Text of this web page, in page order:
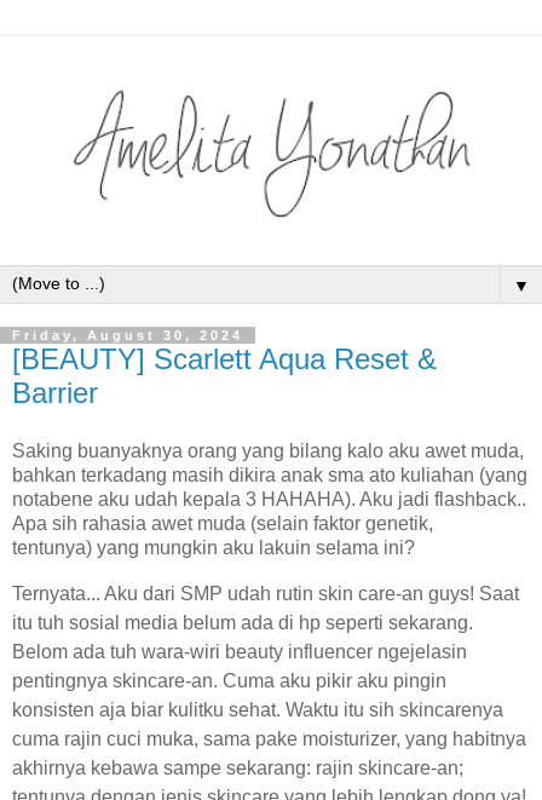
▼
Friday, August 30, 2024
[BEAUTY] Scarlett Aqua Reset &
Barrier
Saking buanyaknya orang yang bilang kalo aku awet muda,
bahkan terkadang masih dikira anak sma ato kuliahan (yang
notabene aku udah kepala 3 HAHAHA). Aku jadi flashback..
Apa sih rahasia awet muda (selain faktor genetik,
tentunya) yang mungkin aku lakuin selama ini?
Ternyata... Aku dari SMP udah rutin skin care-an guys! Saat
itu tuh sosial media belum ada di hp seperti sekarang.
Belom ada tuh wara-wiri beauty influencer ngejelasin
pentingnya skincare-an. Cuma aku pikir aku pingin
konsisten aja biar kulitku sehat. Waktu itu sih skincarenya
cuma rajin cuci muka, sama pake moisturizer, yang habitnya
akhirnya kebawa sampe sekarang: rajin skincare-an;